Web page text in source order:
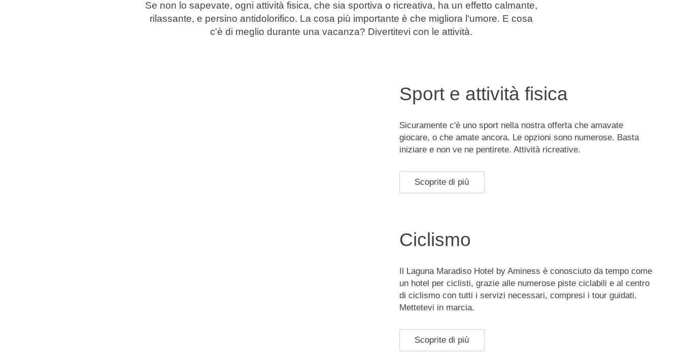
Se non lo sapevate, ogni attività fisica, che sia sportiva o ricreativa, ha un effetto calmante,
rilassante, e persino antidolorifico. La cosa più importante è che migliora l'umore. E cosa
c'è di meglio durante una vacanza? Divertitevi con le attività.
Sport e attività fisica
Sicuramente c'è uno sport nella nostra offerta che amavate
giocare, o che amate ancora. Le opzioni sono numerose. Basta
iniziare e non ve ne pentirete. Attività ricreative.
Scoprite di più
Ciclismo
Il Laguna Maradiso Hotel by Aminess è conosciuto da tempo come
un hotel per ciclisti, grazie alle numerose piste ciclabili e al centro
di ciclismo con tutti i servizi necessari, compresi i tour guidati.
Mettetevi in marcia.
Scoprite di più